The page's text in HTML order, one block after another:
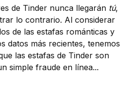
de Tinder nunca llegarán tú,
lo contrario. Al considerar
de las estafas románticas y
datos más recientes, tenemos
las estafas de Tinder son
simple fraude en línea...